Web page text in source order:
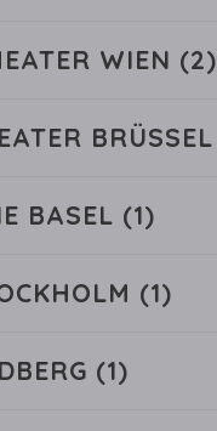
WIEN (2)
BRÜSSEL
BASEL (1)
(1)
(1)